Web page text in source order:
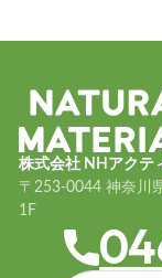
株式会社 NHアクテ
〒253-0044 神奈川
1F